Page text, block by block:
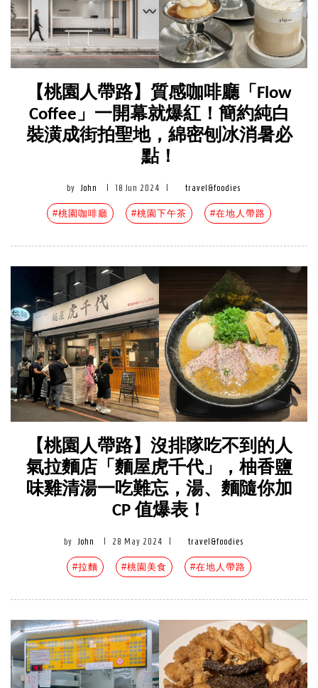
【桃園人帶路】質感咖啡廳「Flow
Coffee」一開幕就爆紅！簡約純白
裝潢成街拍聖地，綿密刨冰消暑必
點！
by John 18 Jun 2024 travel&foodies
#桃園咖啡廳 #桃園下午茶 #在地人帶路
【桃園人帶路】沒排隊吃不到的人
氣拉麵店「麵屋虎千代」，柚香鹽
味雞清湯一吃難忘，湯、麵隨你加
CP 值爆表！
by John 28 May 2024 travel&foodies
#拉麵 #桃園美食 #在地人帶路